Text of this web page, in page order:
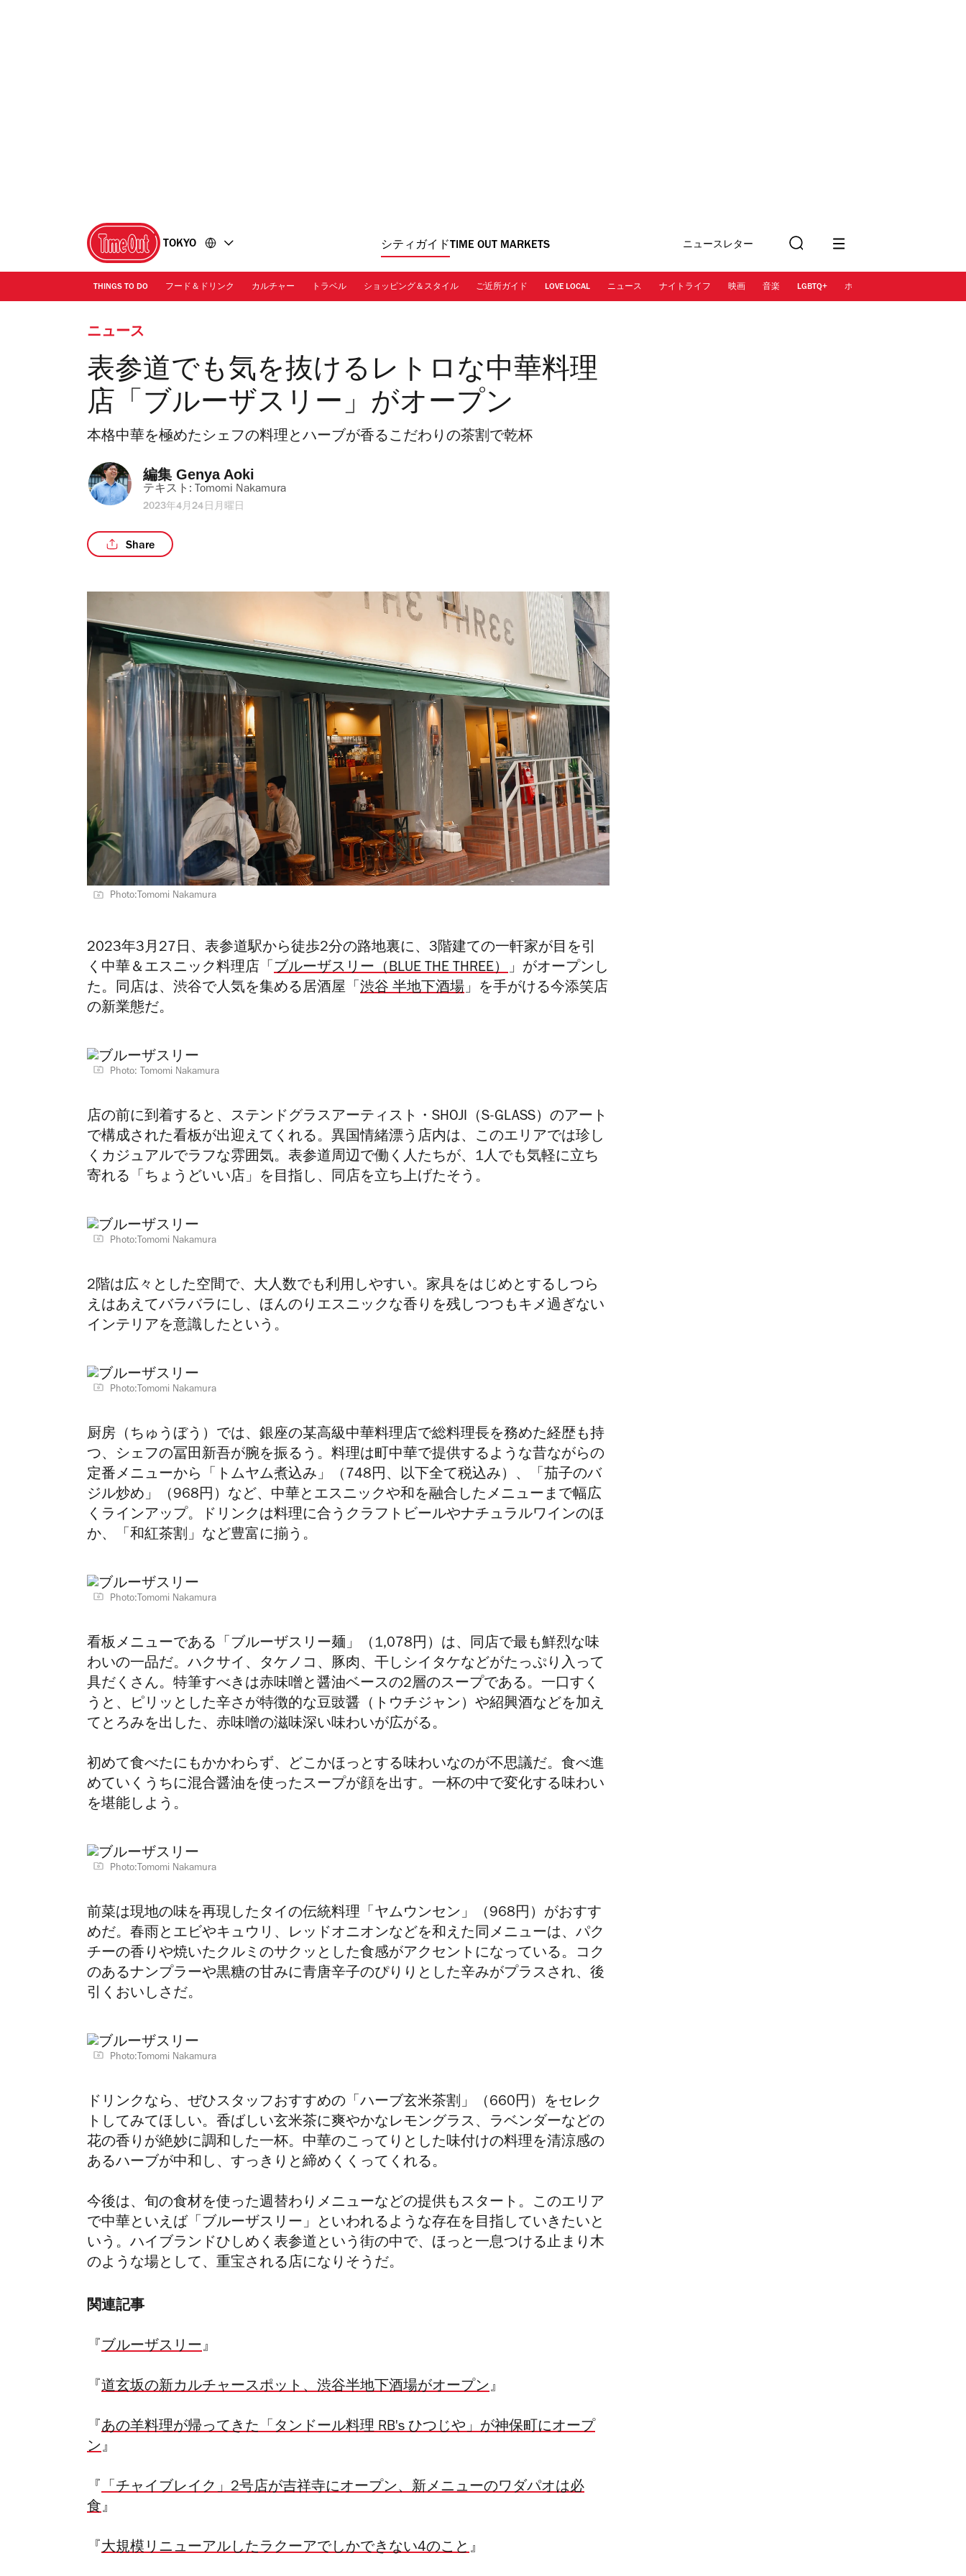
TOKYO シティガイド TIME OUT MARKETS ニュースレター
に登録
索
THINGS TO DO フード＆ドリンク カルチャー トラベル ショッピング＆スタイル ご近所ガイド LOVE LOCAL ニュース ナイトライフ 映画 音楽 LGBTQ+ ホテル
ニュース
表参道でも気を抜けるレトロな中華料理
店「ブルーザスリー」がオープン
本格中華を極めたシェフの料理とハーブが香るこだわりの茶割で乾杯
編集 Genya Aoki
テキスト: Tomomi Nakamura
2023年4月24日月曜日
Share
Photo:Tomomi Nakamura
2023年3月27日、表参道駅から徒歩2分の路地裏に、3階建ての一軒家が目を引
く中華＆エスニック料理店「 ブルーザスリー（BLUE THE THREE）」がオープンし
た。同店は、渋谷で人気を集める居酒屋「 渋谷 半地下酒場」を手がける今添笑店
の新業態だ。
Photo: Tomomi Nakamura
店の前に到着すると、ステンドグラスアーティスト・SHOJI（S-GLASS）のアート
で構成された看板が出迎えてくれる。異国情緒漂う店内は、このエリアでは珍し
くカジュアルでラフな雰囲気。表参道周辺で働く人たちが、1人でも気軽に立ち
寄れる「ちょうどいい店」を目指し、同店を立ち上げたそう。
Photo:Tomomi Nakamura
2階は広々とした空間で、 大人数でも利用しやすい。家具をはじめとするしつら
えはあえてバラバラにし、ほんのりエスニックな香りを残しつつもキメ過ぎない
インテリアを意識したという。
Photo:Tomomi Nakamura
厨房（ちゅうぼう）では、銀座の某高級中華料理店で総料理長を務めた経歴も持
つ、シェフの冨田新吾が腕を振るう。料理は町中華で提供するような昔ながらの
定番メニューから「トムヤム煮込み」（748円、以下全て税込み ）、「茄子のバ
ジル炒め」（968円）など、 中華とエスニックや和を融合したメニューまで幅広
くラインアップ。ドリンクは料理に合う クラフトビールやナチュラルワインのほ
か、「和紅茶割」など豊富に揃う。
Photo:Tomomi Nakamura
看板メニューである「ブルーザスリー麺」（1,078円）は、同店で最も鮮烈な味
わいの一品だ。ハクサイ、タケノコ、豚肉、干しシイタケなどがたっぷり入って
具だくさん。特筆すべきは赤味噌と醤油ベースの2層のスープである。一口すく
うと、ピリッとした辛さが特徴的な豆豉醤（トウチジャン）や紹興酒などを加え
てとろみを出した、赤味噌の滋味深い味わいが広がる。
初めて食べたにもかかわらず、どこかほっとする味わいなのが不思議だ。食べ進
めていくうちに混合醤油を使ったスープが顔を出す。一杯の中で変化する味わい
を堪能しよう。
Photo:Tomomi Nakamura
前菜は現地の味を再現したタイの伝統料理 「ヤムウンセン」（968円）がおすす
めだ。 春雨とエビやキュウリ、レッドオニオンなどを和えた同メニューは、パク
チーの香りや焼いたクルミのサクッとした食感がアクセントになっている。
コク
のあるナンプラーや黒糖の甘みに青唐辛子のぴりりとした辛みがプラスされ、後
引くおいしさだ。
Photo:Tomomi Nakamura
ドリンクなら、ぜひスタッフおすすめの「 ハーブ玄米茶割」（660円）をセレク
トしてみてほしい。香ばしい玄米茶に爽やかなレモングラス、ラベンダーなどの
花の香りが絶妙に調和した一杯。中華のこってりとした味付けの料理を清涼感の
あるハーブが中和し、すっきりと締めくくってくれる。
今後は、旬の食材を使った週替わりメニューなどの提供もスタート。このエリア
で中華といえば「ブルーザスリー」といわれるような存在を目指していきたいと
いう。ハイブランドひしめく表参道という街の中で、ほっと一息つける止まり木
のような場として、重宝される店になりそうだ。
関連記事
『 ブルーザスリー』
『 道玄坂の新カルチャースポット、渋谷半地下酒場がオープン』
『 あの羊料理が帰ってきた「タンドール料理 RB's ひつじや」が神保町にオープ
ン』
『 「チャイブレイク」2号店が吉祥寺にオープン、新メニューのワダパオは必
食』
『 大規模リニューアルしたラクーアでしかできない4のこと』